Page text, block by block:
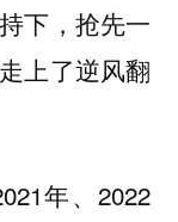
下，抢先一
上了逆风翻
年、2022